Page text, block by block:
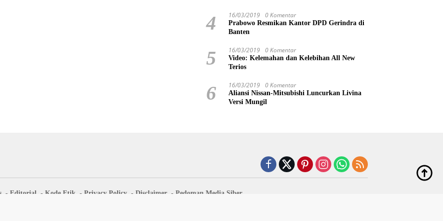
4 16/03/2019 0 Komentar
Prabowo Resmikan Kantor DPD Gerindra di
Banten
5 16/03/2019 0 Komentar
Video: Kelemahan dan Kelebihan All New
Terios
6 16/03/2019 0 Komentar
Aliansi Nissan-Mitsubishi Luncurkan Livina
Versi Mungil
Editorial Kode Etik Privacy Policy Disclaimer
Pedoman Media Siber